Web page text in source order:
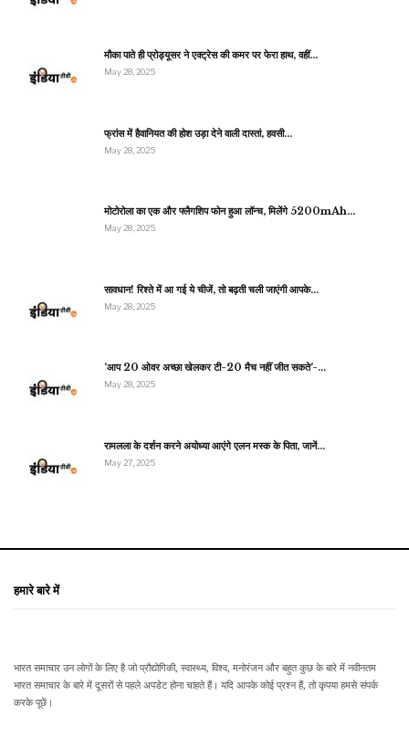
मौका पाते ही प्रोड्यूसर ने एक्ट्रेस की कमर पर फेरा हाथ, वहीं…
May 28, 2025
फ्रांस में हैवानियत की होश उड़ा देने वाली दास्तां, हवसी…
May 28, 2025
मोटोरोला का एक और फ्लैगशिप फोन हुआ लॉन्च, मिलेंगे 5200mAh…
May 28, 2025
सावधान! रिश्ते में आ गई ये चीजें, तो बढ़ती चली जाएंगी आपके…
May 28, 2025
‘आप 20 ओवर अच्छा खेलकर टी-20 मैच नहीं जीत सकते’-…
May 28, 2025
रामलला के दर्शन करने अयोध्या आएंगे एलन मस्क के पिता, जानें…
May 27, 2025
हमारे बारे में
भारत समाचार उन लोगों के लिए है जो प्रौद्योगिकी, स्वास्थ्य, विश्व, मनोरंजन और बहुत कुछ के बारे में नवीनतम
भारत समाचार के बारे में दूसरों से पहले अपडेट होना चाहते हैं। यदि आपके कोई प्रश्न हैं, तो कृपया हमसे संपर्क
करके पूछें।